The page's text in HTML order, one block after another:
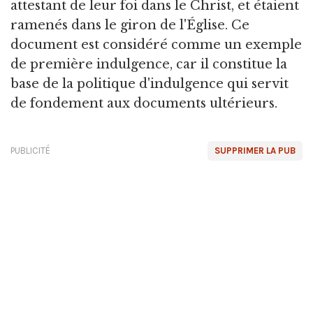
attestant de leur foi dans le Christ, et étaient
ramenés dans le giron de l'Église. Ce
document est considéré comme un exemple
de première indulgence, car il constitue la
base de la politique d'indulgence qui servit
de fondement aux documents ultérieurs.
SUPPRIMER LA PUB
PUBLICITÉ